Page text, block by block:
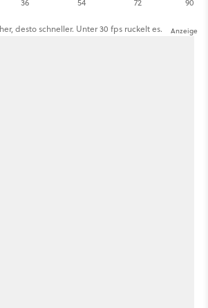
36 54 72 90
desto schneller. Unter 30 fps ruckelt es.